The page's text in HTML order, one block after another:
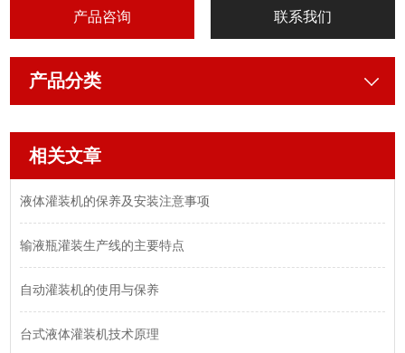
产品咨询 联系我们
产品分类
相关文章
液体灌装机的保养及安装注意事项
输液瓶灌装生产线的主要特点
自动灌装机的使用与保养
台式液体灌装机技术原理